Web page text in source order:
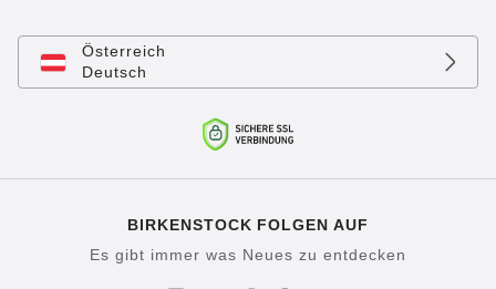
Österreich
Deutsch
BIRKENSTOCK FOLGEN AUF
Es gibt immer was Neues zu entdecken